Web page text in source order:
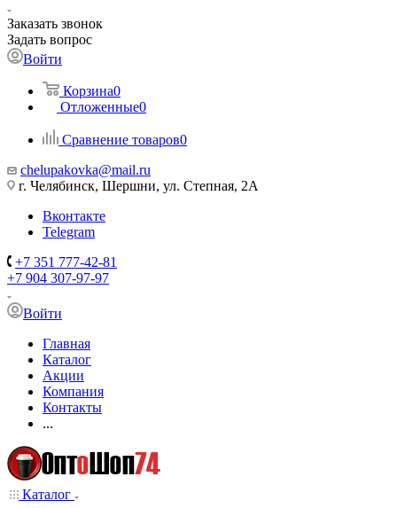
Заказать звонок
Задать вопрос
Войти
Корзина0
Отложенные0
Сравнение товаров0
chelupakovka@mail.ru
г. Челябинск, Шершни, ул. Степная, 2А
Вконтакте
Telegram
+7 351 777-42-81
+7 904 307-97-97
Войти
Главная
Каталог
Акции
Компания
Контакты
...
Каталог